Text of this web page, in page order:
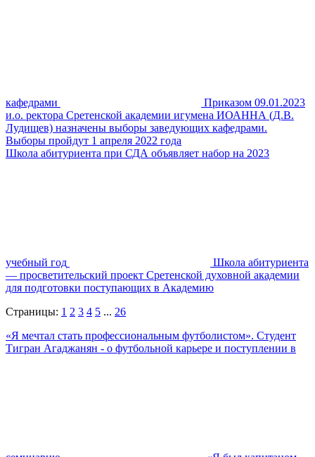
кафедрами
Приказом 09.01.2023
и.о. ректора Сретенской академии игумена ИОАННА (Д.В.
Лудищев) назначены выборы заведующих кафедрами.
Выборы пройдут 1 апреля 2022 года
Школа абитуриента при СДА объявляет набор на 2023
учебный год
Школа абитуриента
— просветительский проект Сретенской духовной академии
для подготовки поступающих в Академию
Страницы: 1 2 3 4 5 ... 26
«Я мечтал стать профессиональным футболистом». Студент
Тигран Агаджанян - о футбольной карьере и поступлении в